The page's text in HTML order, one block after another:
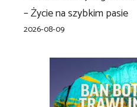
– Życie na szybkim pasie
2026-08-09